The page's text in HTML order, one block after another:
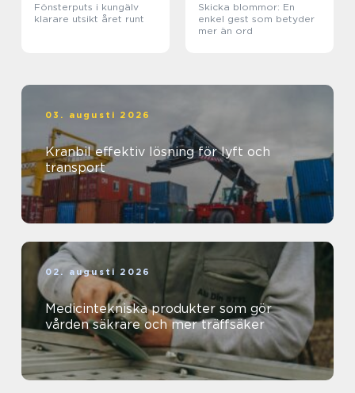
Fönsterputs i kungälv
klarare utsikt året runt
Skicka blommor: En
enkel gest som betyder
mer än ord
03. augusti 2026
Kranbil effektiv lösning för lyft och
transport
02. augusti 2026
Medicintekniska produkter som gör
vården säkrare och mer träffsäker